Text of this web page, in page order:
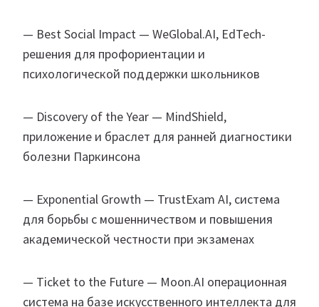
— Best Social Impact — WeGlobal.AI, EdTech-
решения для профориентации и
психологической поддержки школьников
— Discovery of the Year — MindShield,
приложение и браслет для ранней диагностики
болезни Паркинсона
— Exponential Growth — TrustExam AI, система
для борьбы с мошенничеством и повышения
академической честности при экзаменах
— Ticket to the Future — Moon.AI операционная
система на базе искусственного интеллекта для